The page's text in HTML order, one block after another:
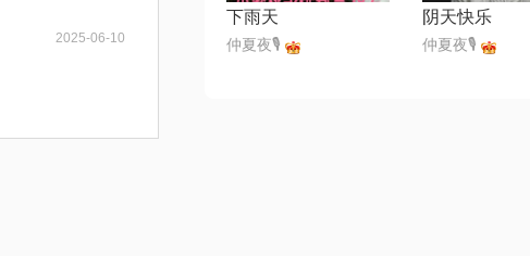
2025-06-10
下雨天
仲夏夜🎙
阴天快乐
仲夏夜🎙